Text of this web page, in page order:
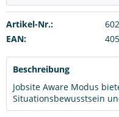
Artikel-Nr.:
EAN:
Beschreibung
Jobsite Aware Modus
Situationsbewusstsein